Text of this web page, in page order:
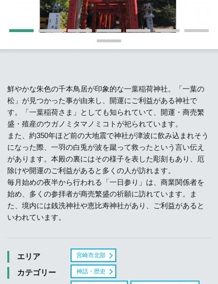
鮮やかな朱色の千本鳥居が印象的な一葉稲荷神社。「一葉の
松」が見つかった事が由来し、開運にご利益がある神社で
す。「一葉稲荷さま」としても知られていて、開運・商売繁
盛・殖産のウガノミタマノミコトが祀られています。
また、約350年ほど前の大地震で神社が津波に飲み込まれそう
になった際、一羽の白兎が波を蹴って救ったという言い伝え
があります。本殿の裏にはその様子を表した彫刻もあり、厄
除けや開運のご利益があると多くの人が訪れます。
毎月始めの夜半から行われる「一日参り」は、商業関係者を
始め、多くの参拝者が商売繁盛の祈願に訪れています。ま
た、境内には銭洗神社や恵比寿神社があり、ご利益があると
いわれています。
エリア 宮崎市北部
カテゴリー 神話・歴史